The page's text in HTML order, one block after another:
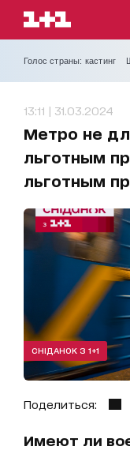
Голос страны: кастинг
13:11 | 31.03.2024
Метро не
льготным
льготным
СНІДАНОК З 1+1
Поделиться:
Имеют ли